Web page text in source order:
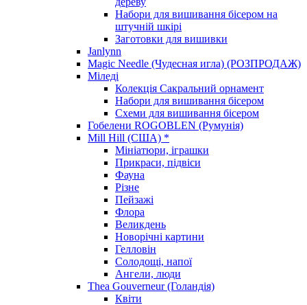
Набори для вишивання бісером на
штучній шкірі
Заготовки для вишивки
Janlynn
Magic Needle (Чудесная игла) (РОЗПРОДАЖ)
Міледі
Колекція Сакральний орнамент
Набори для вишивання бісером
Схеми для вишивання бісером
Гобелени ROGOBLEN (Румунія)
Mill Hill (США) *
Мініатюри, іграшки
Прикраси, підвіси
Фауна
Різне
Пейзажі
Флора
Великдень
Новорічні картини
Гелловін
Солодощі, напої
Ангели, люди
Thea Gouverneur (Голандія)
Квіти